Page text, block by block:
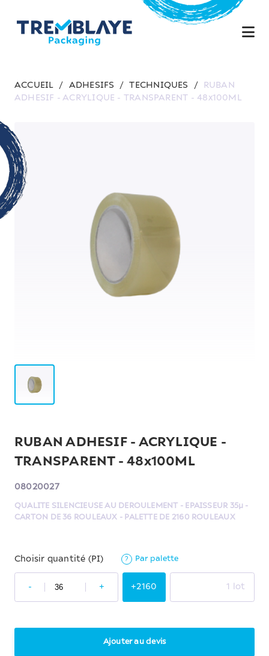
ACCUEIL / ADHESIFS / TECHNIQUES /
RUBAN
ADHESIF - ACRYLIQUE - TRANSPARENT - 48x100ML
RUBAN ADHESIF - ACRYLIQUE -
TRANSPARENT - 48x100ML
08020027
QUALITE SILENCIEUSE AU DEROULEMENT - EPAISSEUR 35µ -
CARTON DE 36 ROULEAUX - PALETTE DE 2160 ROULEAUX
Choisir quantité (PI) ? Par palette
- + +2160 1 lot
Ajouter au devis